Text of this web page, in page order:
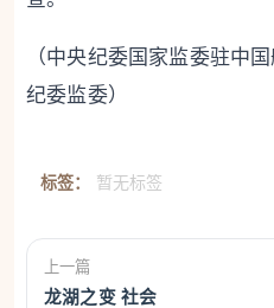
（中央纪委国家监委驻中
纪委监委）
标签： 暂无标签
上一篇
龙湖之变 社会